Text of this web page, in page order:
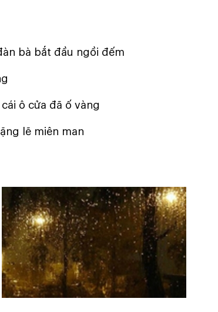
bà bắt đầu ngồi đếm
ô cửa đã ố vàng
lẽ miên man